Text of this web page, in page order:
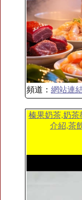
頻道： 網站連
榛果奶茶,奶茶
介紹,茶